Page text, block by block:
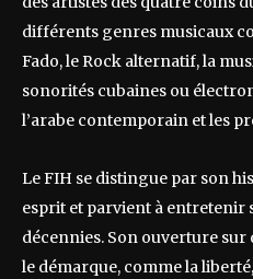
différents genres musicaux
Fado, le Rock alternatif, la
sonorités cubaines ou
l’arabe contemporain et les
Le FIH se distingue par son
esprit et parvient à entretenir
décennies. Son ouverture
le démarque, comme la